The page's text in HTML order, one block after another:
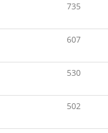
735
607
530
502